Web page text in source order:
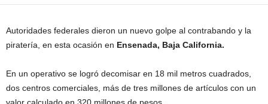
Autoridades federales dieron un nuevo golpe al contrabando y la
piratería, en esta ocasión en Ensenada, Baja California.
En un operativo se logró decomisar en 18 mil metros cuadrados,
dos centros comerciales, más de tres millones de artículos con un